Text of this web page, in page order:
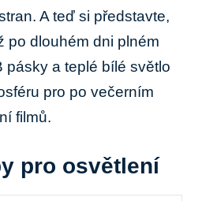
A teď si představte,
po dlouhém dni plném
pásky a teplé bílé světlo
pro po večerním
filmů.
pro osvětlení